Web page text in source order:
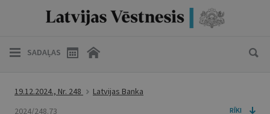
SADAĻAS
19.12.2024., Nr. 248
Latvijas Banka
2024/248.73
RĪKI